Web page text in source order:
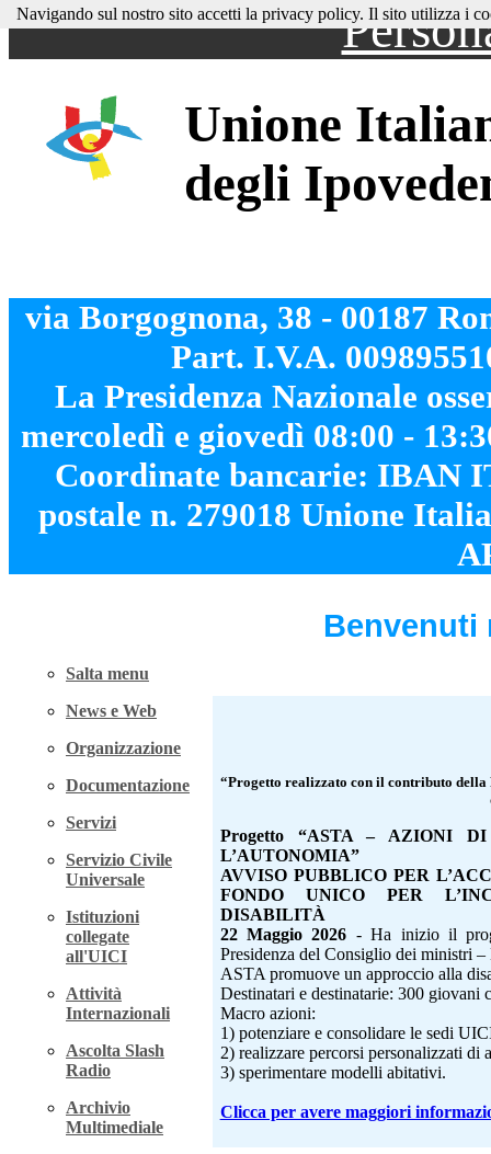
Unione
degli
via Borgognona, 38 - 00187
Part. I.V.A.
La Presidenza Nazionale
mercoledì e giovedì 08:00 -
Coordinate bancarie: IBAN
postale n. 279018 Unione
Salta menu
News e Web
Organizzazione
Documentazione
Servizi
Servizio Civile
Universale
Istituzioni
collegate
all'UICI
Attività
Internazionali
Ascolta Slash
Radio
Archivio
Multimediale
Benvenuti
“Progetto realizzato con il contributo
Progetto “ASTA – AZIONI
L’AUTONOMIA”
AVVISO PUBBLICO PER
FONDO UNICO PER
DISABILITÀ
22 Maggio 2026 - Ha inizio il
Presidenza del Consiglio dei ministri
ASTA promuove un approccio alla
Destinatari e destinatarie: 300
Macro azioni:
1) potenziare e consolidare le sedi
2) realizzare percorsi personalizzati di
3) sperimentare modelli abitativi.
Clicca per avere maggiori
Navigando sul nostro sito accetti la privacy policy. Il sito utilizza i